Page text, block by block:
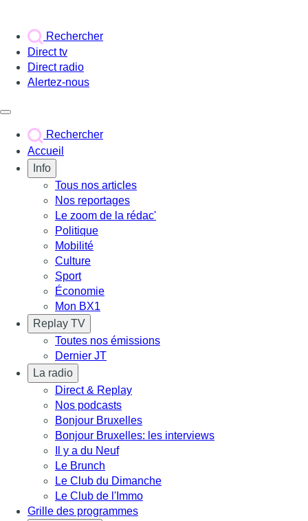
Rechercher
Direct tv
Direct radio
Alertez-nous
Rechercher
Accueil
Info
Tous nos articles
Nos reportages
Le zoom de la rédac'
Politique
Mobilité
Culture
Sport
Économie
Mon BX1
Replay TV
Toutes nos émissions
Dernier JT
La radio
Direct & Replay
Nos podcasts
Bonjour Bruxelles
Bonjour Bruxelles: les interviews
Il y a du Neuf
Le Brunch
Le Club du Dimanche
Le Club de l'Immo
Grille des programmes